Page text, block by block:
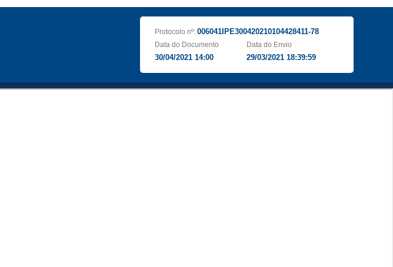
Protocolo nº: 006041IPE300420210104428411-78
Data do Documento
30/04/2021 14:00
Data do Envio
29/03/2021 18:39:59